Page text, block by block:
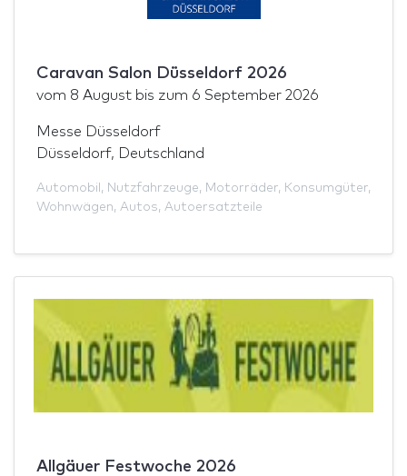
Caravan Salon Düsseldorf 2026
vom 8 August bis zum 6 September 2026
Messe Düsseldorf
Düsseldorf, Deutschland
Automobil , Nutzfahrzeuge, Motorräder, Konsumgüter,
Wohnwägen, Autos, Autoersatzteile
Allgäuer Festwoche 2026